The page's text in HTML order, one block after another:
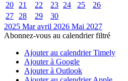
20
21 22 23 24 25
26
27
28 29
30
2025 Maravril 2026 Mai 2027
Abonnez-vous au calendrier filtré
Ajouter au calendrier Timely
Ajouter à Google
Ajouter à Outlook